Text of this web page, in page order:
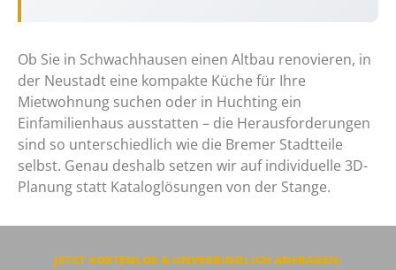
Ob Sie in Schwachhausen einen Altbau renovieren, in
der Neustadt eine kompakte Küche für Ihre
Mietwohnung suchen oder in Huchting ein
Einfamilienhaus ausstatten – die Herausforderungen
sind so unterschiedlich wie die Bremer Stadtteile
selbst. Genau deshalb setzen wir auf individuelle 3D-
Planung statt Kataloglösungen von der Stange.
JETZT KOSTENLOS & UNVERBINDLICH ANFRAGEN: